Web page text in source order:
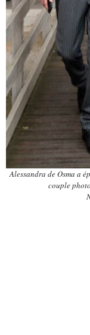
Alessandra de Osma a
couple